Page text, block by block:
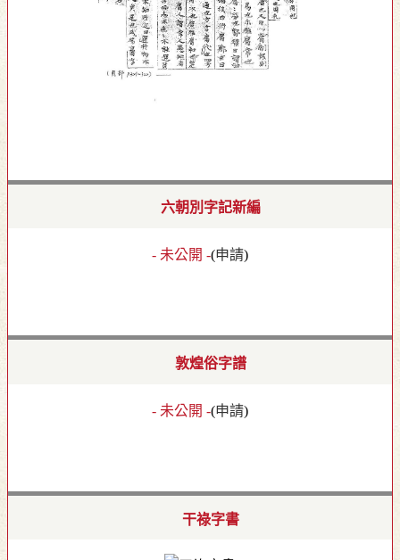
六朝別字記新編
- 未公開 -(申請)
敦煌俗字譜
- 未公開 -(申請)
干祿字書